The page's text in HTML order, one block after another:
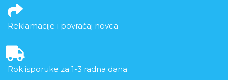
Reklamacije i povraćaj novca
Rok isporuke za 1-3 radna dana